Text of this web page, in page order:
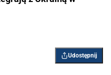
Udostępnij